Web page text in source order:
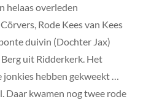
helaas overleden
Rode Kees van Kees
duivin (Dochter Jax)
uit Ridderkerk. Het
hebben gekweekt …
Daar kwamen nog twee rode